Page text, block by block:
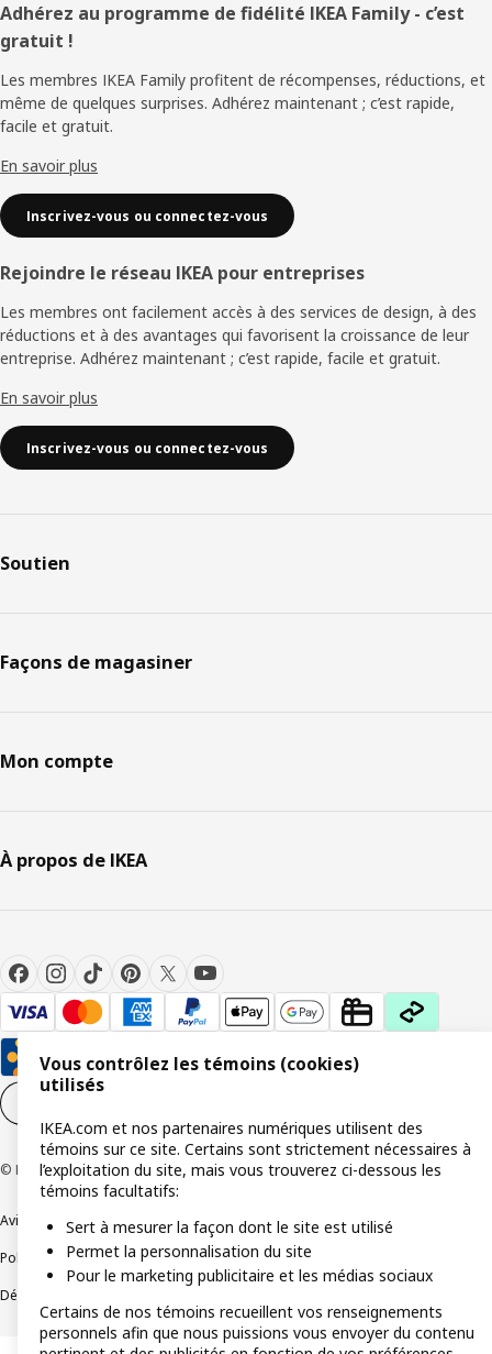
Pied
de
page
Adhérez au programme de fidélité IKEA Family - c’est
gratuit !
Les membres IKEA Family profitent de récompenses, réductions, et
même de quelques surprises. Adhérez maintenant ; c’est rapide,
facile et gratuit.
En savoir plus
Inscrivez-vous ou connectez-vous
Rejoindre le réseau IKEA pour entreprises
Les membres ont facilement accès à des services de design, à des
réductions et à des avantages qui favorisent la croissance de leur
entreprise. Adhérez maintenant ; c’est rapide, facile et gratuit.
En savoir plus
Inscrivez-vous ou connectez-vous
Soutien
Façons de magasiner
Mon compte
À propos de IKEA
© Inter IKEA Systems B.V 1999-2026
Avis de confidentialitéTémoins de connexion
Politique de divulgation responsableModalités
Déclaration sur le travail forcé et les enfants
Vous contrôlez les témoins (cookies)
utilisés
IKEA.com et nos partenaires numériques utilisent des
témoins sur ce site. Certains sont strictement nécessaires à
l’exploitation du site, mais vous trouverez ci-dessous les
témoins facultatifs:
Sert à mesurer la façon dont le site est utilisé
Permet la personnalisation du site
Pour le marketing publicitaire et les médias sociaux
Certains de nos témoins recueillent vos renseignements
personnels afin que nous puissions vous envoyer du contenu